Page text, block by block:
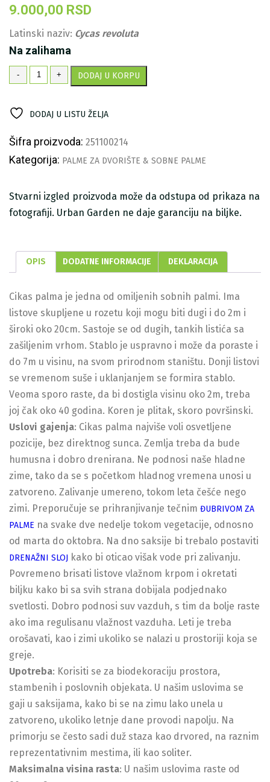
9.000,00 RSD
Latinski naziv: Cycas revoluta
Na zalihama
-
Cikas
palma
+ DODAJ U KORPU
DODAJ U LISTU ŽELJA
Šifra proizvoda: 251100214
Kategorija: PALME ZA DVORIŠTE & SOBNE PALME
Stvarni izgled proizvoda može da odstupa od prikaza na
fotografiji. Urban Garden ne daje garanciju na biljke.
OPIS DODATNE INFORMACIJE DEKLARACIJA
Cikas palma je jedna od omiljenih sobnih palmi. Ima
listove skupljene u rozetu koji mogu biti dugi i do 2m i
široki oko 20cm. Sastoje se od dugih, tankih listića sa
zašiljenim vrhom. Stablo je uspravno i može da poraste i
do 7m u visinu, na svom prirodnom staništu. Donji listovi
se vremenom suše i uklanjanjem se formira stablo.
Veoma sporo raste, da bi dostigla visinu oko 2m, treba
joj čak oko 40 godina. Koren je plitak, skoro površinski.
Uslovi gajenja: Cikas palma najviše voli osvetljene
pozicije, bez direktnog sunca. Zemlja treba da bude
humusna i dobro drenirana. Ne podnosi naše hladne
zime, tako da se s početkom hladnog vremena unosi u
zatvoreno. Zalivanje umereno, tokom leta češće nego
zimi. Preporučuje se prihranjivanje tečnim ĐUBRIVOM ZA
PALME na svake dve nedelje tokom vegetacije, odnosno
od marta do oktobra. Na dno saksije bi trebalo postaviti
DRENAŽNI SLOJ kako bi oticao višak vode pri zalivanju.
Povremeno brisati listove vlažnom krpom i okretati
biljku kako bi sa svih strana dobijala podjednako
svetlosti. Dobro podnosi suv vazduh, s tim da bolje raste
ako ima regulisanu vlažnost vazduha. Leti je treba
orošavati, kao i zimi ukoliko se nalazi u prostoriji koja se
greje.
Upotreba: Korisiti se za biodekoraciju prostora,
stambenih i poslovnih objekata. U našim uslovima se
gaji u saksijama, kako bi se na zimu lako unela u
zatvoreno, ukoliko letnje dane provodi napolju. Na
primorju se često sadi duž staza kao drvored, na raznim
reprezentativnim mestima, ili kao soliter.
Maksimalna visina rasta: U našim uslovima raste od